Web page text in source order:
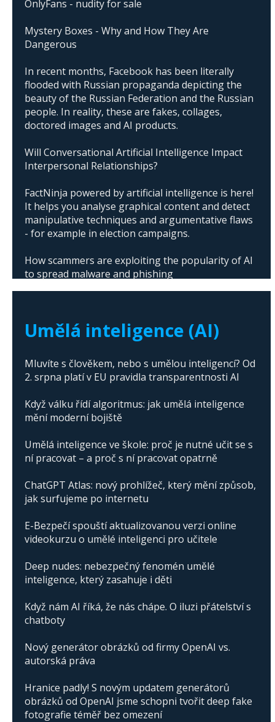
OnlyFans - nudity for sale
Mystery Boxes - Why and How They Are
Dangerous
In recent months, Facebook has been literally
flooded with Russian propaganda depicting the
beauty of the Russian Federation and the Russian
people. In reality, these are fakes, collages,
doctored images and AI products.
Will Conversational Artificial Intelligence Impact
Interpersonal Relationships?
FactNinja powered by artificial intelligence is here!
It helps you analyse graphical content and detect
manipulative techniques and argumentative flaws
- for example in election campaigns.
How scammers are exploiting the popularity of AI
to spread malware and phishing
Umělá inteligence (AI)
Mluvíte s člověkem, nebo s umělou inteligencí? Od
2. srpna platí v EU pravidla transparentnosti AI
Když válku řídí algoritmus: jak umělá inteligence
mění moderní bojiště
Umělá inteligence ve škole: proč je nutné učit se s
ní pracovat – a proč s ní pracovat opatrně
ChatGPT Atlas: nový prohlížeč, který mění způsob,
jak surfujeme po internetu
E-Bezpečí spouští aktualizovanou verzi online
videokurzu o umělé inteligenci pro učitele
Deep nudes: nebezpečný fenomén umělé
inteligence, který zasahuje i děti
Když nám AI říká, že nás chápe. O iluzi přátelství s
chatboty
Nový generátor obrázků od firmy OpenAI vs.
autorská práva
Hranice padly! S novým updatem generátorů
obrázků od OpenAI jsme schopni tvořit deep fake
fotografie téměř bez omezení